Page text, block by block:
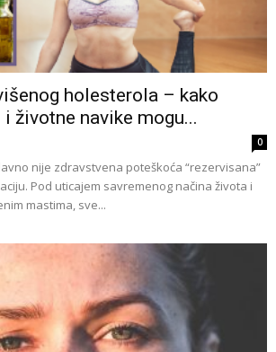
holesterola – kako
životne navike mogu...
0
nije zdravstvena poteškoća “rezervisana”
Pod uticajem savremenog načina života i
mastima, sve...